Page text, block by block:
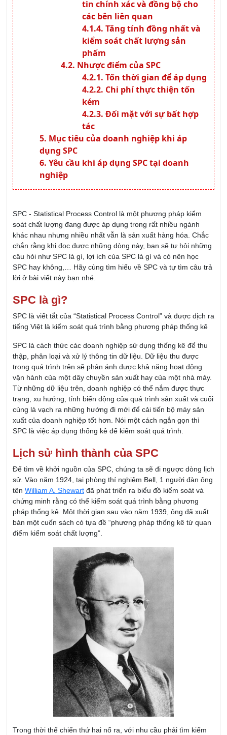
phẩm
Nhược điểm của SPC
Tốn thời gian để áp dụng
Chi phí thực thiện tốn
kém
Đối mặt với sự bất hợp
tác
Mục tiêu của doanh nghiệp khi áp
Yêu cầu khi áp dụng SPC tại doanh
SPC - Statistical Process Control là một phương pháp kiểm
soát chất lượng đang được áp dụng trong rất nhiều ngành
khác nhau nhưng nhiều nhất vẫn là sản xuất hàng hóa. Chắc
câu hỏi như SPC là gì, lợi ích của SPC là gì và có nên học
SPC hay không,… Hãy cùng tìm hiểu về SPC và tự tìm câu trả
lời ở bài viết này bạn nhé.
SPC là gì?
SPC là viết tắt của “Statistical Process Control” và được dịch ra
tiếng Việt là kiểm soát quá trình bằng phương pháp thống kê
SPC là cách thức các doanh nghiệp sử dụng thống kê để thu
trong quá trình trên sẽ phản ánh được khả năng hoạt động
vận hành của một dây chuyền sản xuất hay của một nhà máy.
Từ những dữ liệu trên, doanh nghiệp có thể nắm được thực
trạng, xu hướng, tính biến động của quá trình sản xuất và cuối
cùng là vạch ra những hướng đi mới để cải tiến bộ máy sản
xuất của doanh nghiệp tốt hơn.
Nói một cách ngắn gọn thì
SPC là việc áp dụng thống kê để kiểm soát quá trình.
Lịch sử hình thành của SPC
Để tìm về khởi nguồn của SPC, chúng ta sẽ đi ngược dòng lịch
sử. Vào năm 1924, tại phòng thí nghiệm Bell, 1 người đàn ông
chứng minh rằng có thể kiểm soát quá trình bằng phương
pháp thống kê. Một thời gian sau vào năm 1939, ông đã xuất
bản một cuốn sách có tựa đề “phương pháp thống kê từ quan
điểm kiểm soát chất lượng”.
Trong thời thế chiến thứ hai nổ ra, với nhu cầu phải tìm kiếm
một cách thức hiệu quả để giám sát chất lượng sản phẩm
(súng, đạn dược, quân nhu) mà không gây ảnh hưởng tới sự
an toàn thì SPC đã được tin dùng và áp dụng rộng rãi sau đó.
Tuy nhiên sau khi cuộc chiến kết thúc thì việc sử dụng SPC tại